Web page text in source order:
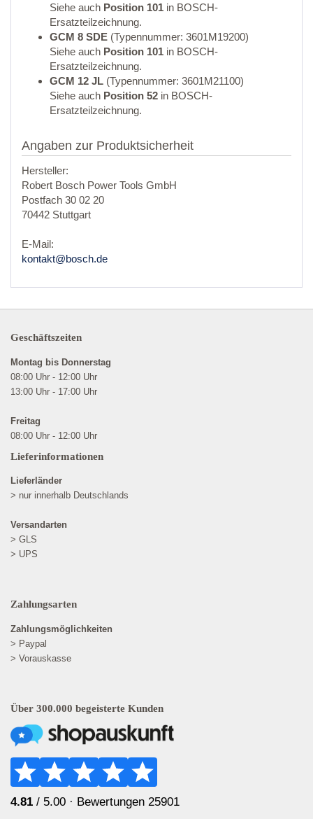
Siehe auch Position 101 in BOSCH-
Ersatzteilzeichnung.
GCM 8 SDE (Typennummer: 3601M19200)
Siehe auch Position 101 in BOSCH-
Ersatzteilzeichnung.
GCM 12 JL (Typennummer: 3601M21100)
Siehe auch Position 52 in BOSCH-
Ersatzteilzeichnung.
Angaben zur Produktsicherheit
Hersteller:
Robert Bosch Power Tools GmbH
Postfach 30 02 20
70442 Stuttgart
E-Mail:
kontakt@bosch.de
Geschäftszeiten
Montag bis Donnerstag
08:00 Uhr - 12:00 Uhr
13:00 Uhr - 17:00 Uhr
Freitag
08:00 Uhr - 12:00 Uhr
Lieferinformationen
Lieferländer
> nur innerhalb Deutschlands
Versandarten
> GLS
> UPS
Zahlungsarten
Zahlungsmöglichkeiten
> Paypal
> Vorauskasse
Über 300.000 begeisterte Kunden
4.81 / 5.00 · Bewertungen 25901